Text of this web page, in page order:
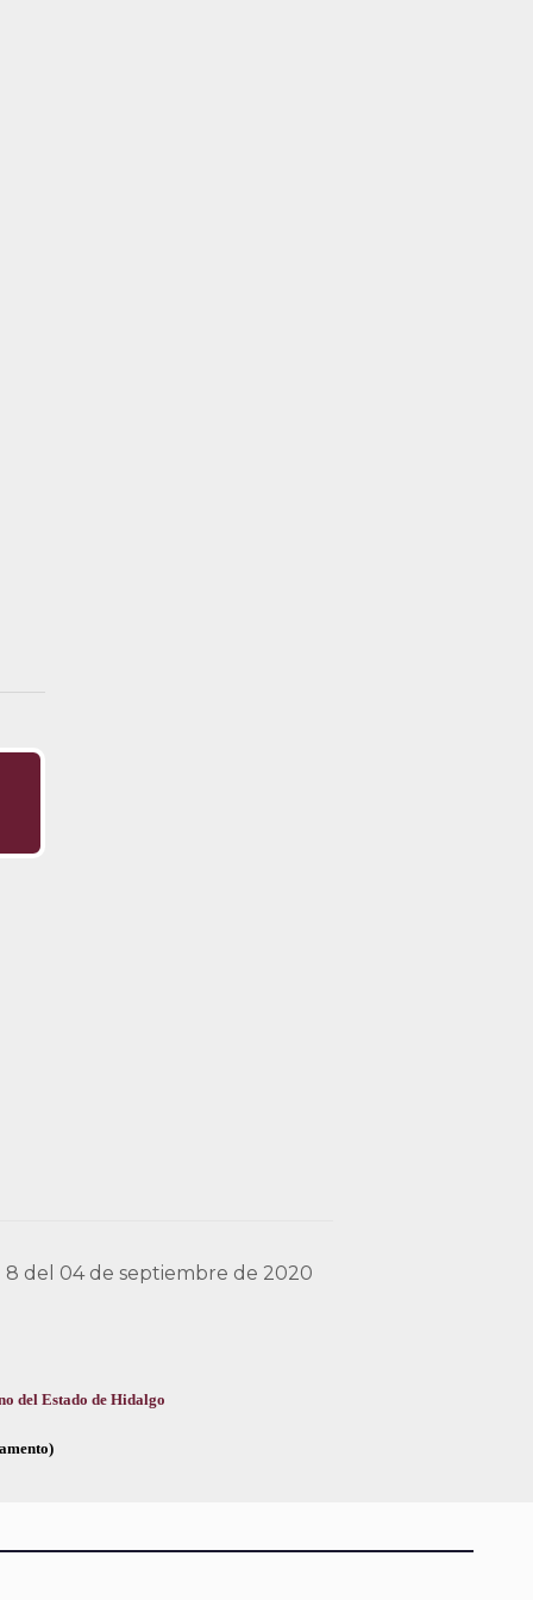
8 del 04 de septiembre de 2020
del Estado de Hidalgo